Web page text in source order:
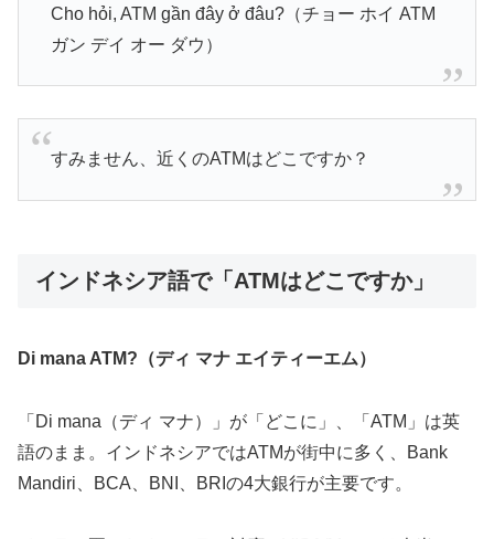
Cho hỏi, ATM gần đây ở đâu?（チョー ホイ ATM
ガン デイ オー ダウ）
すみません、近くのATMはどこですか？
インドネシア語で「ATMはどこですか」
Di mana ATM?（ディ マナ エイティーエム）
「Di mana（ディ マナ）」が「どこに」、「ATM」は英
語のまま。インドネシアではATMが街中に多く、Bank
Mandiri、BCA、BNI、BRIの4大銀行が主要です。